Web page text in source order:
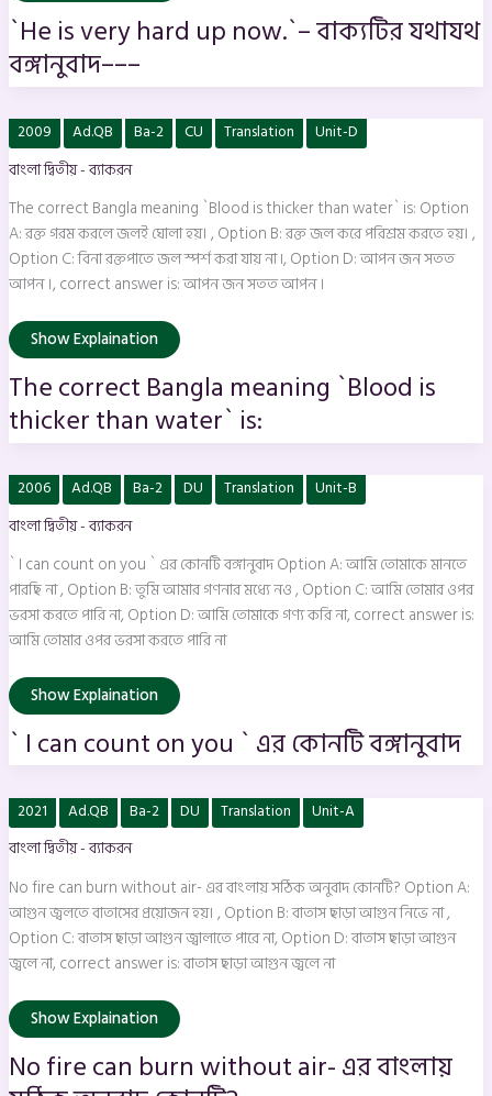
`He is very hard up now.`– বাক্যটির যথাযথ
বঙ্গানুবাদ–––
2009 Ad.QB Ba-2 CU Translation
Unit-D
বাংলা দ্বিতীয় - ব্যাকরন
The correct Bangla meaning `Blood is thicker than water` is: Option
A: রক্ত গরম করলে জলই ঘোলা হয়। , Option B: রক্ত জল করে পরিশ্রম করতে হয়। ,
Option C: বিনা রক্তপাতে জল স্পর্শ করা যায় না ৷, Option D: আপন জন সতত
আপন ।, correct answer is: আপন জন সতত আপন ।
The
correct
Bangla
meaning
is
thicker
than
water`
is:
Show Explaination
The correct Bangla meaning `Blood is
thicker than water` is:
2006 Ad.QB Ba-2 DU Translation
Unit-B
বাংলা দ্বিতীয় - ব্যাকরন
` I can count on you ` এর কোনটি বঙ্গানুবাদ Option A: আমি তোমাকে মানতে
পারছি না , Option B: তুমি আমার গণনার মধ্যে নও , Option C: আমি তোমার ওপর
ভরসা করতে পারি না, Option D: আমি তোমাকে গণ্য করি না, correct answer is:
আমি তোমার ওপর ভরসা করতে পারি না
`
I
can
count
you
`
এর
কোনটি
বঙ্গানুবাদ
Show Explaination
` I can count on you ` এর কোনটি বঙ্গানুবাদ
2021 Ad.QB Ba-2 DU Translation
Unit-A
বাংলা দ্বিতীয় - ব্যাকরন
No fire can burn without air- এর বাংলায় সঠিক অনুবাদ কোনটি? Option A:
আগুন জ্বলতে বাতাসের প্রয়োজন হয়। , Option B: বাতাস ছাড়া আগুন নিভে না ,
Option C: বাতাস ছাড়া আগুন জ্বালাতে পারে না, Option D: বাতাস ছাড়া আগুন
জ্বলে না, correct answer is: বাতাস ছাড়া আগুন জ্বলে না
No
fire
can
burn
air-
এর
বাংলায়
সঠিক
অনুবাদ
কোনটি?
Show Explaination
No fire can burn without air- এর বাংলায়